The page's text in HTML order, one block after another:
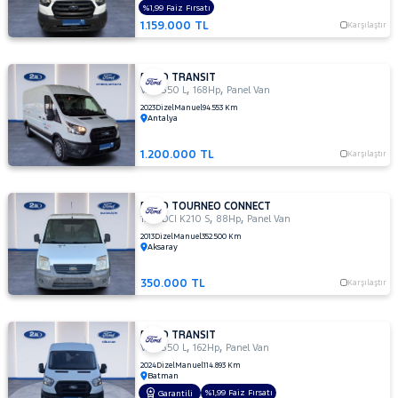
TOYOTA
TRAKTÖR
VOLKSWAGEN
VOLVO
1.159.000 TL Karşılaştır
%1,99 Faiz Fırsatı
FORD TRANSIT
VAN 350 L,168Hp, Panel Van
2023DizelManuel94.553 Km
Antalya
1.200.000 TL Karşılaştır
FORD TOURNEO CONNECT
1.8 TDCI K210 S, 88Hp, Panel Van
2013DizelManuel352.500 Km
Aksaray
350.000 TL Karşılaştır
FORD TRANSIT
VAN 350 L,162Hp, Panel Van
2024DizelManuel114.893 Km
Batman
Garantili
%1,99 Faiz Fırsatı